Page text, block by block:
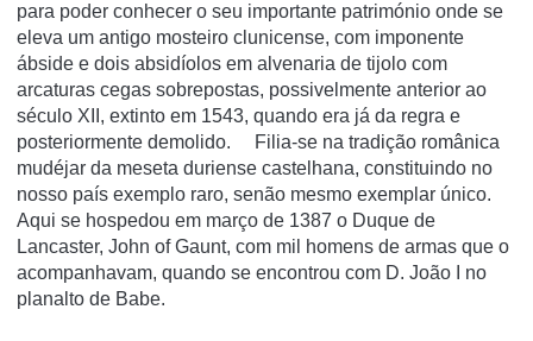
para poder conhecer o seu importante património onde se
eleva um antigo mosteiro clunicense, com imponente
ábside e dois absidíolos em alvenaria de tijolo com
arcaturas cegas sobrepostas, possivelmente anterior ao
século XII, extinto em 1543, quando era já da regra e
posteriormente demolido. Filia-se na tradição românica
mudéjar da meseta duriense castelhana, constituindo no
nosso país exemplo raro, senão mesmo exemplar único.
Aqui se hospedou em março de 1387 o Duque de
Lancaster, John of Gaunt, com mil homens de armas que o
acompanhavam, quando se encontrou com D. João I no
planalto de Babe.